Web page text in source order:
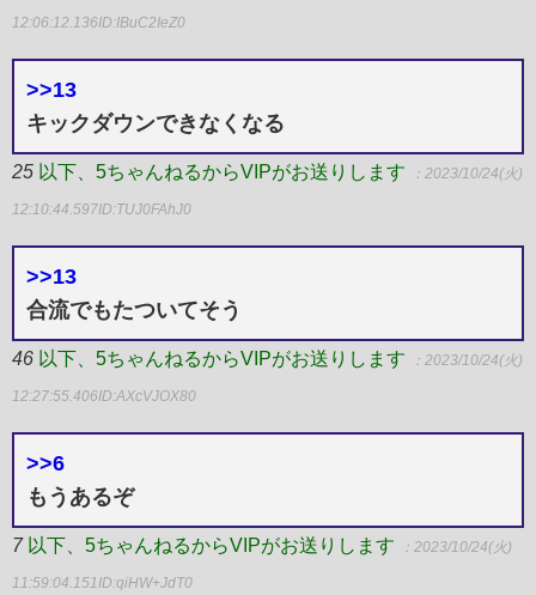
12:06:12.136ID:IBuC2IeZ0
>>13
キックダウンできなくなる
25 以下、5ちゃんねるからVIPがお送りします ：2023/10/24(火)
12:10:44.597ID:TUJ0FAhJ0
>>13
合流でもたついてそう
46 以下、5ちゃんねるからVIPがお送りします ：2023/10/24(火)
12:27:55.406ID:AXcVJOX80
>>6
もうあるぞ
7 以下、5ちゃんねるからVIPがお送りします ：2023/10/24(火)
11:59:04.151 ID:qiHW+JdT0